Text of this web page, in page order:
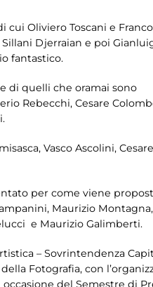
Oliviero Toscani e
Djerraian e poi
fantastico.
di quelli che oramai sono
Rebecchi, Cesare
Vasco Ascolini,
per come viene
Maurizio
e Maurizio Galimberti.
– Sovrintendenza
Fotografia, con
del Semestre di